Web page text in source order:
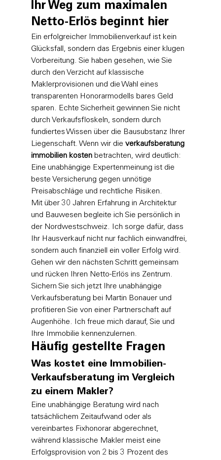
Ihr Weg zum maximalen
Netto-Erlös beginnt hier
Ein erfolgreicher Immobilienverkauf ist kein
Glücksfall, sondern das Ergebnis einer klugen
Vorbereitung. Sie haben gesehen, wie Sie
durch den Verzicht auf klassische
Maklerprovisionen und die Wahl eines
transparenten Honorarmodells bares Geld
sparen. Echte Sicherheit gewinnen Sie nicht
durch Verkaufsfloskeln, sondern durch
fundiertes Wissen über die Bausubstanz Ihrer
Liegenschaft. Wenn wir die verkaufsberatung
immobilien kosten betrachten, wird deutlich:
Eine unabhängige Expertenmeinung ist die
beste Versicherung gegen unnötige
Preisabschläge und rechtliche Risiken.
Mit über 30 Jahren Erfahrung in Architektur
und Bauwesen begleite ich Sie persönlich in
der Nordwestschweiz. Ich sorge dafür, dass
Ihr Hausverkauf nicht nur fachlich einwandfrei,
sondern auch finanziell ein voller Erfolg wird.
Gehen wir den nächsten Schritt gemeinsam
und rücken Ihren Netto-Erlös ins Zentrum.
Sichern Sie sich jetzt Ihre unabhängige
Verkaufsberatung bei Martin Bonauer und
profitieren Sie von einer Partnerschaft auf
Augenhöhe. Ich freue mich darauf, Sie und
Ihre Immobilie kennenzulernen.
Häufig gestellte Fragen
Was kostet eine Immobilien-
Verkaufsberatung im Vergleich
zu einem Makler?
Eine unabhängige Beratung wird nach
tatsächlichem Zeitaufwand oder als
vereinbartes Fixhonorar abgerechnet,
während klassische Makler meist eine
Erfolgsprovision von 2 bis 3 Prozent des